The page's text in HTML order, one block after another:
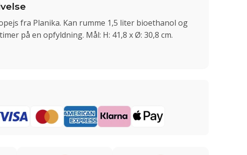
fra Planika. Kan rumme 1,5 liter bioethanol og
på en opfyldning. Mål: H: 41,8 x Ø: 30,8 cm.